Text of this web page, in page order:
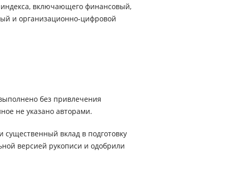
включающего финансовый,
и организационно‑цифровой
без привлечения
не указано авторами.
существенный вклад в подготовку
версией рукописи и одобрили